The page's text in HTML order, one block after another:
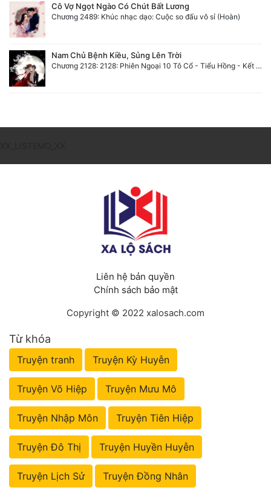
Cô Vợ Ngọt Ngào Có Chút Bất Lương
Chương 2489: Khúc nhạc dạo: Cuộc so đấu vô sỉ (Hoàn)
Nam Chủ Bệnh Kiều, Sủng Lên Trời
Chương 2128: 2128: Phiên Ngoại 10 Tô Cổ - Tiểu Hồng - Kết Thúc
Liên hệ bản quyền
Chính sách bảo mật
Copyright © 2022 xalosach.com
Từ khóa
Truyện tranh Truyện Kỳ Huyễn
Truyện Võ Hiệp Truyện Mưu Mô
Truyện Nhập Môn Truyện Tiên Hiệp
Truyện Đô Thị Truyện Huyền Huyễn
Truyện Lịch Sử Truyện Đồng Nhân